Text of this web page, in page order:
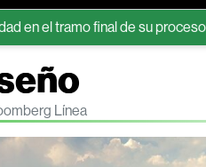
final de su proceso de venta
Línea